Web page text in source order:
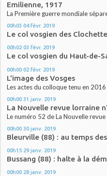
Emilienne, 1917
La Première guerre mondiale
00h03 04 févr. 2019
Le col vosgien des
00h02 03 févr. 2019
Le col vosgien du Haut-de-
00h00 02 févr. 2019
L'image des Vosges
Les actes du colloque tenu en
00h00 31 janv. 2019
La Nouvelle revue lorraine
Le numéro 52 de La Nouvelle
00h00 30 janv. 2019
Bleurville (88) : au temps
00h15 29 janv. 2019
Bussang (88) : halte à la
00h00 28 janv. 2019